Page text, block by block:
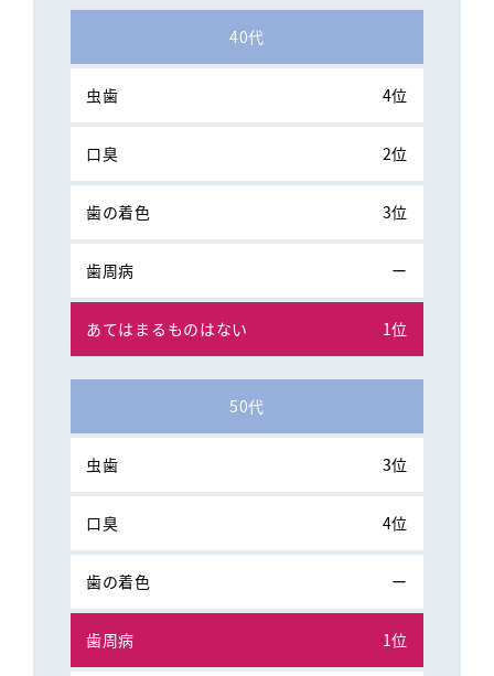
40代
4位
2位
3位
ー
1位
50代
3位
4位
ー
1位